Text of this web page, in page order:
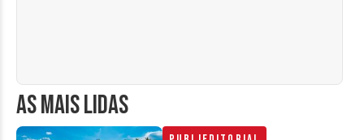
AS MAIS LIDAS